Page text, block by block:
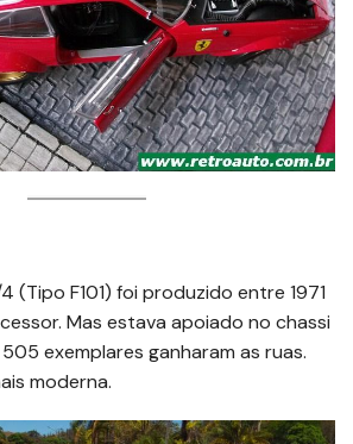
(Tipo F101) foi produzido entre 1971
Mas estava apoiado no chassi
exemplares ganharam as ruas.
moderna.